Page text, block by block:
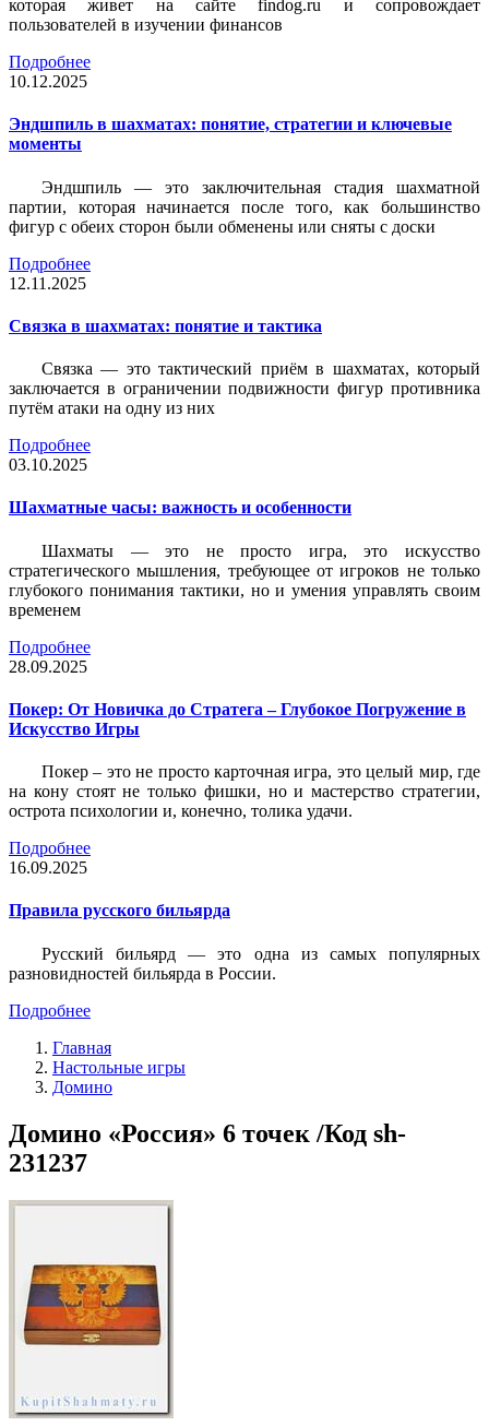
которая живет на сайте findog.ru и сопровождает
пользователей в изучении финансов
Подробнее
10.12.2025
Эндшпиль в шахматах: понятие, стратегии и ключевые
моменты
Эндшпиль — это заключительная стадия шахматной
партии, которая начинается после того, как большинство
фигур с обеих сторон были обменены или сняты с доски
Подробнее
12.11.2025
Связка в шахматах: понятие и тактика
Связка — это тактический приём в шахматах, который
заключается в ограничении подвижности фигур противника
путём атаки на одну из них
Подробнее
03.10.2025
Шахматные часы: важность и особенности
Шахматы — это не просто игра, это искусство
стратегического мышления, требующее от игроков не только
глубокого понимания тактики, но и умения управлять своим
временем
Подробнее
28.09.2025
Покер: От Новичка до Стратега – Глубокое Погружение в
Искусство Игры
Покер – это не просто карточная игра, это целый мир, где
на кону стоят не только фишки, но и мастерство стратегии,
острота психологии и, конечно, толика удачи.
Подробнее
16.09.2025
Правила русского бильярда
Русский бильярд — это одна из самых популярных
разновидностей бильярда в России.
Подробнее
Главная
Настольные игры
Домино
Домино «Россия» 6 точек /Код sh-
231237